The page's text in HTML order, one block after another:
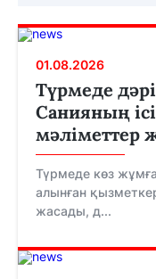
01.08.2026
Түрмеде
Санияның
мәліметтер
Түрмеде көз
алынған
жасады, д...